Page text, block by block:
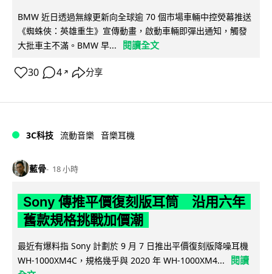
BMW 近日透過無線更新向全球逾 70 個市場車輛中控熒幕推送
《蜘蛛俠：英雄重生》宣傳動畫，啟動車輛即彈出通知，觸發
大批車主不滿。BMW 早...
閱讀全文
30 4 ↗ 分享
3C科技 流動音樂 音樂耳機
藍骨 18 小時
Sony 傳推平價復刻版耳筒 沿用六年
舊款規格挑戰加價潮
最近有爆料指 Sony 計劃於 9 月 7 日推出平價復刻版降噪耳機
WH-1000XM4C，規格幾乎與 2020 年 WH-1000XM4...
閱讀